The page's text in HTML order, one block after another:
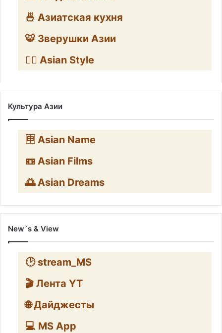
🍜 Азиатская кухня
🐯 Зверушки Азии
🧛‍♂️ Asian Style
Культура Азии
🈸 Asian Name
📼 Asian Films
🌅 Asian Dreams
New`s & View
🕑 stream_MS
🎬 Лента YT
🌐 Дайджесты
💻 MS App